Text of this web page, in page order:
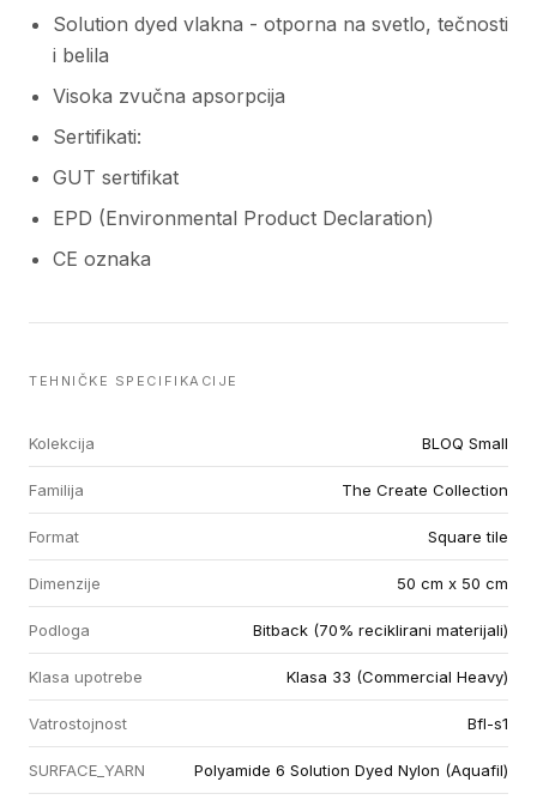
Solution dyed vlakna - otporna na svetlo, tečnosti
i belila
Visoka zvučna apsorpcija
Sertifikati:
GUT sertifikat
EPD (Environmental Product Declaration)
CE oznaka
TEHNIČKE SPECIFIKACIJE
Kolekcija BLOQ Small
Familija The Create Collection
Format Square tile
Dimenzije 50 cm x 50 cm
Podloga Bitback (70% reciklirani materijali)
Klasa upotrebe Klasa 33 (Commercial Heavy)
Vatrostojnost Bfl-s1
SURFACE_YARN Polyamide 6 Solution Dyed Nylon (Aquafil)